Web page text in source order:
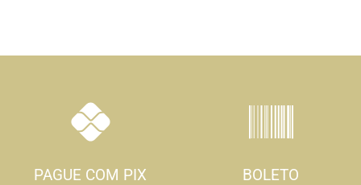
PAGUE COM PIX BOLETO